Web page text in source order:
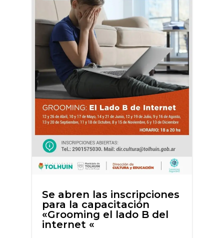
Se abren las inscripciones
para la capacitación
«Grooming el lado B del
internet «